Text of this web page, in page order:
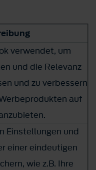
verwendet, um
und die Relevanz
und zu verbessern
auf
Einstellungen und
einer eindeutigen
wie z.B. Ihre